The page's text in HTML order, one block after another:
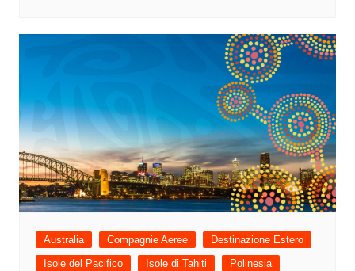
Australia Compagnie Aeree
Destinazione Estero
Isole del Pacifico
Isole di Tahiti Polinesia